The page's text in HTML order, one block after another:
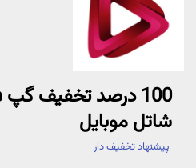
100 درصد تخفیف گپ
شاتل موبایل
پیشنهاد تخفیف دار